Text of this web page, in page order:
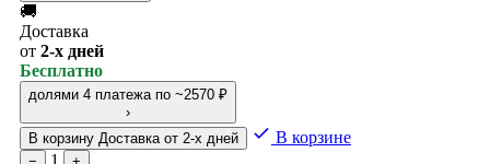
🚚
Доставка
от 2-х дней
Бесплатно
долями 4 платежа по ~2570 ₽
›
В корзину Доставка от 2-х дней В корзине
1